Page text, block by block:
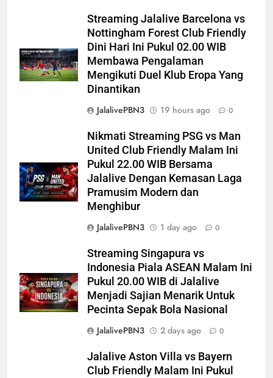
Streaming Jalalive Barcelona vs
Nottingham Forest Club Friendly
Dini Hari Ini Pukul 02.00 WIB
Membawa Pengalaman
Mengikuti Duel Klub Eropa Yang
Dinantikan
JalalivePBN3
19 hours ago 0
Nikmati Streaming PSG vs Man
United Club Friendly Malam Ini
Pukul 22.00 WIB Bersama
Jalalive Dengan Kemasan Laga
Pramusim Modern dan
Menghibur
JalalivePBN3
1 day ago 0
Streaming Singapura vs
Indonesia Piala ASEAN Malam Ini
Pukul 20.00 WIB di Jalalive
Menjadi Sajian Menarik Untuk
Pecinta Sepak Bola Nasional
JalalivePBN3
2 days ago 0
Jalalive Aston Villa vs Bayern
Club Friendly Malam Ini Pukul